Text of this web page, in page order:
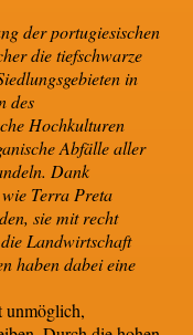
der portugiesischen
die tiefschwarze
in
des
Hochkulturen
Abfälle aller
Dank
Terra Preta
sie mit recht
Landwirtschaft
haben dabei eine
unmöglich,